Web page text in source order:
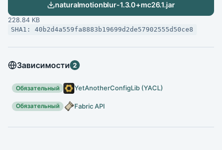
naturalmotionblur-1.3.0+mc26.1.jar
228.84 KB
SHA1: 40b2d4a559fa8883b19699d2de57902555d50ce8
Зависимости 2
Обязательный YetAnotherConfigLib (YACL)
Обязательный Fabric API